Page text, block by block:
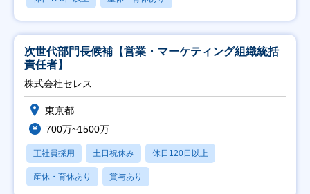
次世代部門長候補【営業・マーケティング組織統括
責任者】
株式会社セレス
東京都
700万~1500万
正社員採用 土日祝休み 休日120日以上
産休・育休あり 賞与あり